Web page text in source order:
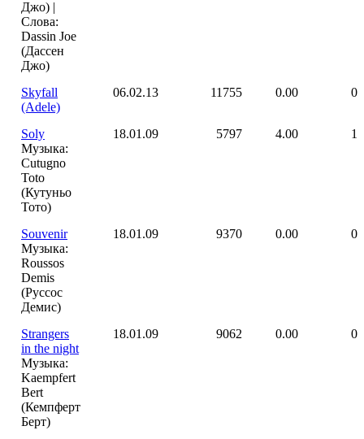
Джо) |
Слова:
Dassin Joe
(Дассен
Джо)
Skyfall
(Adele)
06.02.13 11755 0.00 0
Soly
Музыка:
Cutugno
Toto
(Кутуньо
Тото)
18.01.09 5797 4.00 1
Souvenir
Музыка:
Roussos
Demis
(Руссос
Демис)
18.01.09 9370 0.00 0
Strangers
in the night
Музыка:
Kaempfert
Bert
(Кемпферт
Берт)
18.01.09 9062 0.00 0